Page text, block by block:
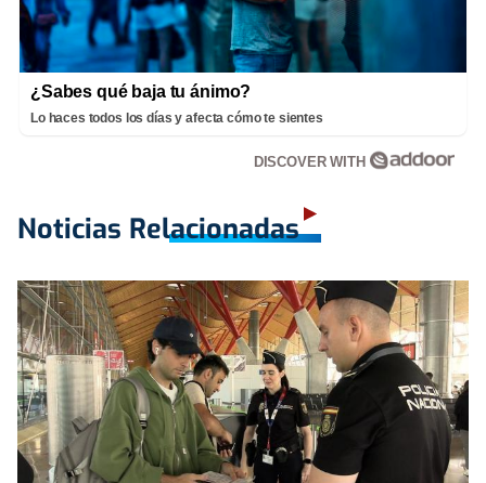
¿Sabes qué baja tu ánimo?
Lo haces todos los días y afecta cómo te sientes
DISCOVER WITH
Noticias Relacionadas